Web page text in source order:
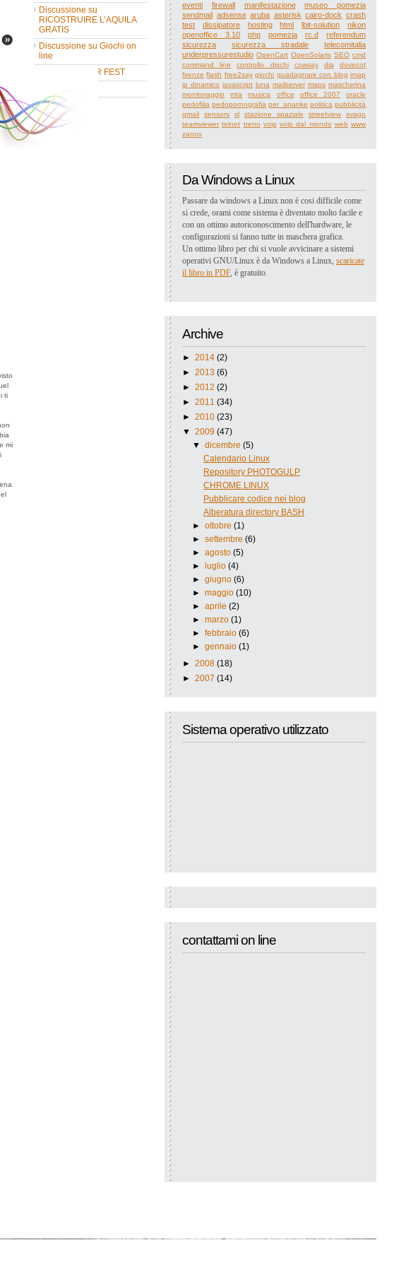
Discussione su
RICOSTRUIRE L’AQUILA
GRATIS
Discussione su Giochi on
line
FREE SUMMER FEST
eventi
firewall manifestazione
museo pomezia
sendmail adsense aruba asterisk cairo-dock crash
test
dissipatore hosting html lbit-solution
nikon
openoffice 3.10
php pomezia rc.d
referendum
sicurezza
sicurezza stradale
telecomitalia
underpressurestudio OpenCart OpenSolaris SEO cmd
command line
controllo dischi cowsay dia
dovecot
firenze flash free2say giochi guadagnare con blog imap
ip dinamico javascript luna mailserver maps mascherina
monitoraggio
mta musica office office 2007
oracle
pedofilia pedopornografia per_ananke politica pubblicità
qmail
sensors sl stazione spaziale streetview
svago
teamviewer telnet treno voip voip dal mondo web www
zanox
Da Windows a Linux
Passare da windows a Linux non è cosi difficile come
si crede, orami come sistema è diventato molto facile e
con un ottimo autoriconoscimento dell'hardware, le
configurazioni si fanno tutte in maschera grafica.
Un ottimo libro per chi si vuole avvicinare a sistemi
operativi GNU/Linux è da Windows a Linux, scaricate
il libro in PDF, è gratuito.
Archive
► 2014 (2)
► 2013 (6)
► 2012 (2)
► 2011 (34)
► 2010 (23)
▼ 2009 (47)
▼ dicembre (5)
Calendario Linux
Repository PHOTOGULP
CHROME LINUX
Pubblicare codice nei blog
Alberatura directory BASH
►ottobre (1)
►settembre (6)
►agosto (5)
►
luglio (4)
►giugno (6)
►maggio (10)
►aprile (2)
►marzo (1)
►febbraio (6)
►gennaio (1)
► 2008 (18)
► 2007 (14)
Sistema operativo utilizzato
contattami on line
ti
mi